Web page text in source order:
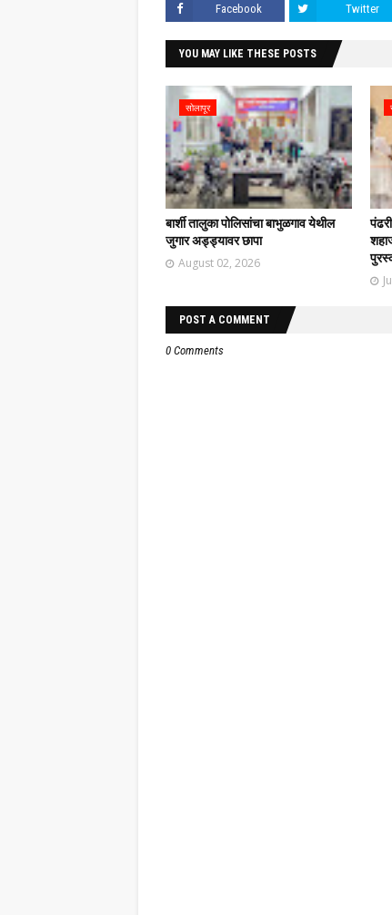
Facebook Twitter
YOU MAY LIKE THESE POSTS
सोलापूर
बार्शी तालुका पोलिसांचा बाभुळगाव येथील
जुगार अड्ड्यावर छापा
August 02, 2026
POST A COMMENT
0 Comments